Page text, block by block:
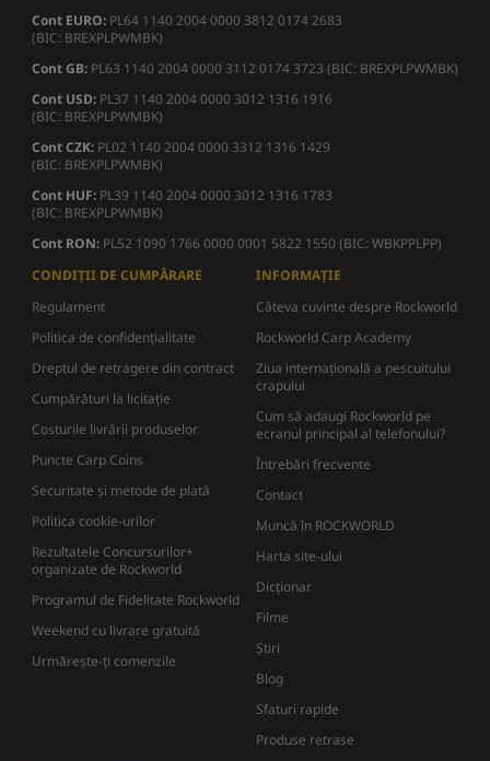
Cont EURO: PL64 1140 2004 0000 3812 0174 2683
(BIC: BREXPLPWMBK)
Cont GB: PL63 1140 2004 0000 3112 0174 3723 (BIC: BREXPLPWMBK)
Cont USD: PL37 1140 2004 0000 3012 1316 1916
(BIC: BREXPLPWMBK)
Cont CZK: PL02 1140 2004 0000 3312 1316 1429
(BIC: BREXPLPWMBK)
Cont HUF: PL39 1140 2004 0000 3012 1316 1783
(BIC: BREXPLPWMBK)
Cont RON: PL52 1090 1766 0000 0001 5822 1550 (BIC: WBKPPLPP)
CONDIȚII DE CUMPĂRARE
Regulament
Politica de confidențialitate
Dreptul de retragere din contract
Cumpărături la licitație
Costurile livrării produselor
Puncte Carp Coins
Securitate și metode de plată
Politica cookie-urilor
Rezultatele Concursurilor+
organizate de Rockworld
Programul de Fidelitate Rockworld
Weekend cu livrare gratuită
Urmărește-ți comenzile
INFORMAȚIE
Câteva cuvinte despre Rockworld
Rockworld Carp Academy
Ziua internațională a pescuitului
crapului
Cum să adaugi Rockworld pe
ecranul principal al telefonului?
Întrebări frecvente
Contact
Muncă în ROCKWORLD
Harta site-ului
Dicţionar
Filme
Știri
Blog
Sfaturi rapide
Produse retrase